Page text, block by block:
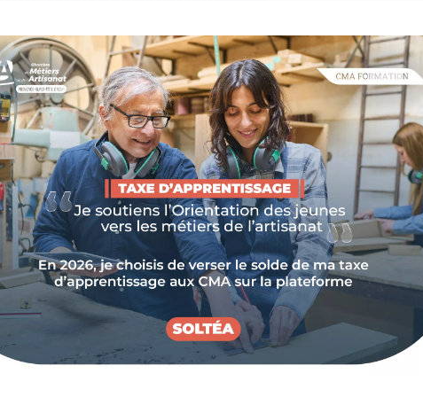
des artisans* de la
Provence-Alpes-
déclarent être
l'incertitude liée au
l'énergie
Lafluctuation du prix de l'énergie
peut
de votre entreprise. Réduire ses
remplacer son installation (chauffage,
matériel défectueux ou trop énergivore,